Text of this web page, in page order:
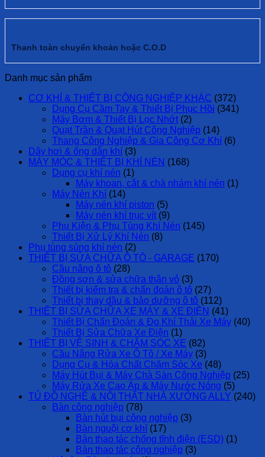
Thanh toàn chuyển khoản hoặc C.O.D
Danh mục sản phẩm
CƠ KHÍ & THIẾT BỊ CÔNG NGHIỆP KHÁC (372)
Dụng Cụ Cầm Tay & Thiết Bị Phục Hồi (341)
Máy Bơm & Thiết Bị Lọc Nhớt (2)
Quạt Trần & Quạt Hút Công Nghiệp (14)
Thang Công Nghiệp & Gia Công Cơ Khí (6)
Dây hơi & ống dẫn khí (3)
MÁY MÓC & THIẾT BỊ KHÍ NÉN (168)
Dụng cụ khí nén (1)
Máy khoan, cắt & chà nhám khí nén (1)
Máy Nén Khí (14)
Máy nén khí piston (5)
Máy nén khí trục vít (9)
Phụ Kiện & Phụ Tùng Khí Nén (145)
Thiết Bị Xử Lý Khí Nén (8)
Phụ tùng súng khí nén (2)
THIẾT BỊ SỬA CHỮA Ô TÔ - GARAGE (170)
Cầu nâng ô tô (28)
Đồng sơn & sửa chữa thân vỏ (3)
Thiết bị kiểm tra & chẩn đoán ô tô (27)
Thiết bị thay dầu & bảo dưỡng ô tô (112)
THIẾT BỊ SỬA CHỮA XE MÁY & XE ĐIỆN (41)
Thiết Bị Chẩn Đoán & Đo Khí Thải Xe Máy (40)
Thiết Bị Sửa Chữa Xe Điện (1)
THIẾT BỊ VỆ SINH & CHĂM SÓC XE (82)
Cầu Nâng Rửa Xe Ô Tô / Xe Máy (3)
Dụng Cụ & Hóa Chất Chăm Sóc Xe (48)
Máy Hút Bụi & Máy Chà Sàn Công Nghiệp (25)
Máy Rửa Xe Cao Áp & Máy Nước Nóng (5)
TỦ ĐỒ NGHỀ & NỘI THẤT NHÀ XƯỞNG ALLY (240)
Bàn công nghiệp (78)
Bàn hút bụi công nghiệp (3)
Bàn nguội cơ khí (17)
Bàn thao tác chống tĩnh điện (ESD) (1)
Bàn thao tác công nghiệp (3)